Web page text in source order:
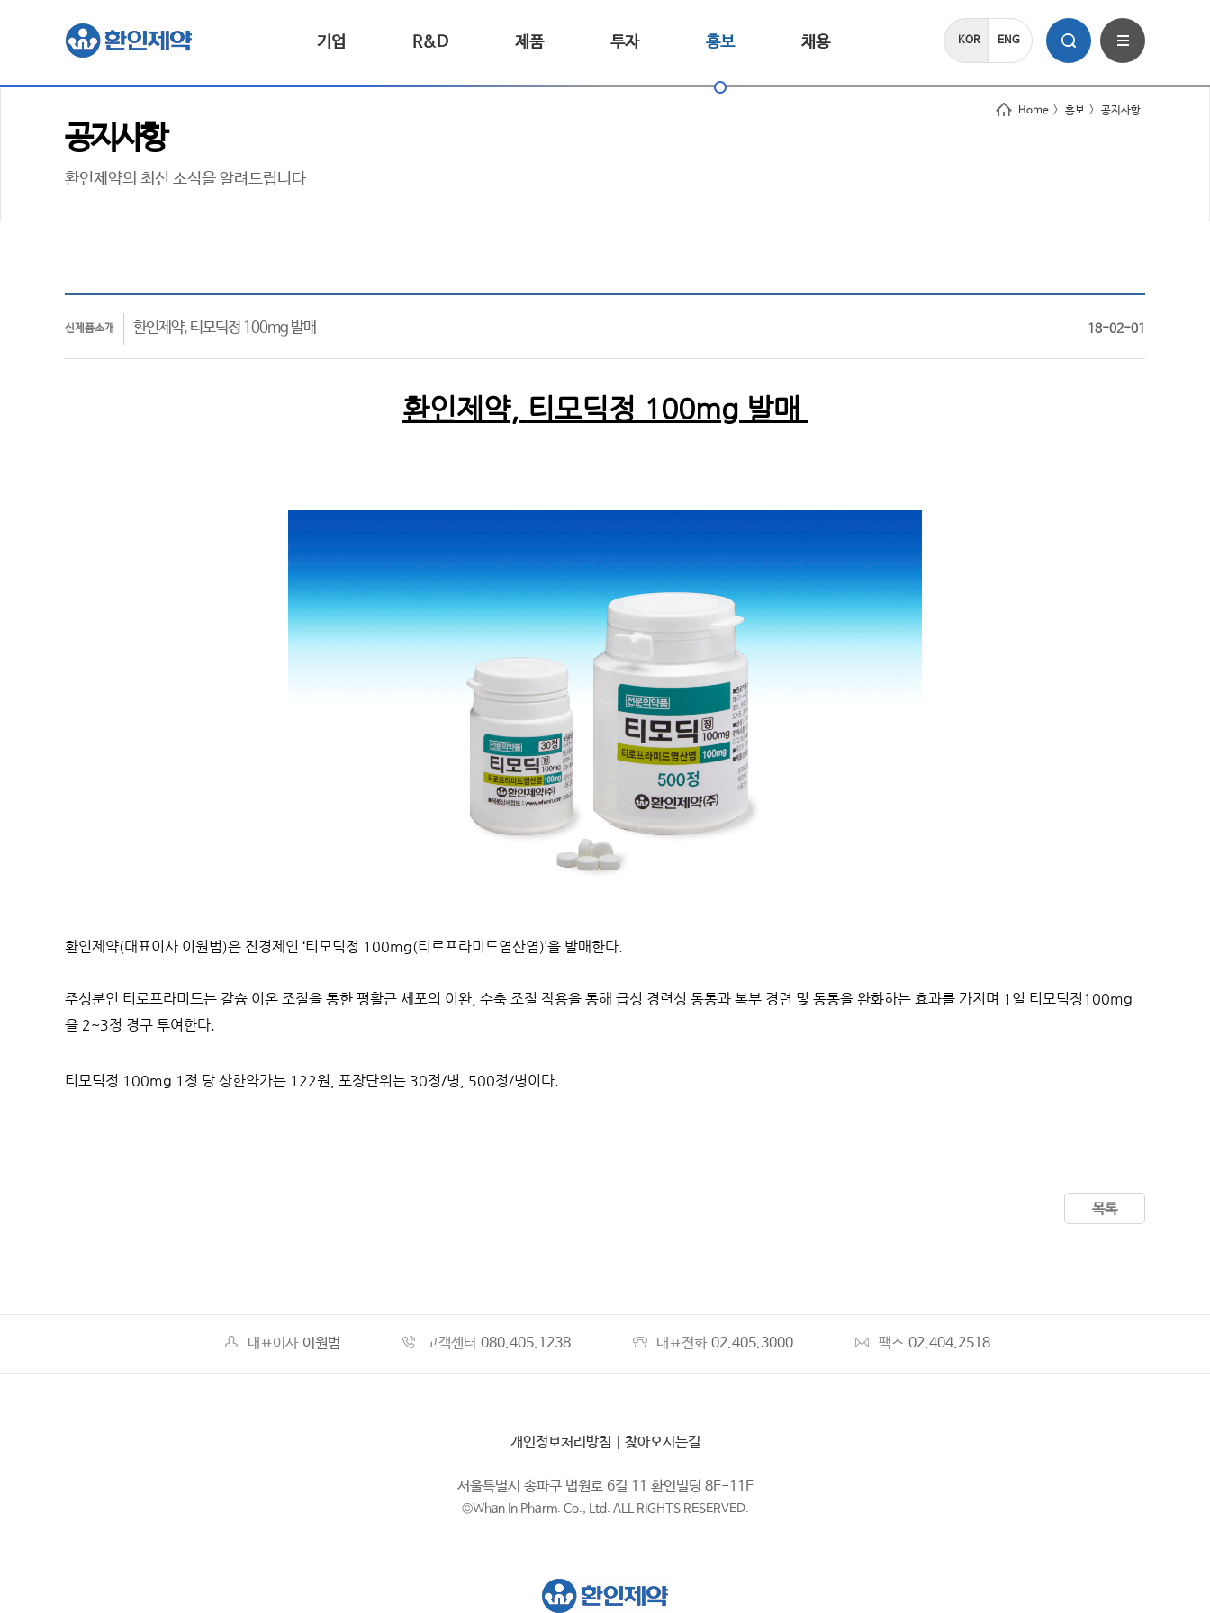
KOR ENG
기업 R&D 제품 투자 홍보 채용
Home > 홍보 > 공지사항
공지사항
환인제약의 최신 소식을 알려드립니다
신제품소개 환인제약, 티모딕정 100mg 발매 18-02-01
환인제약, 티모딕정 100mg 발매
환인제약(대표이사 이원범)은 진경제인 ‘티모딕정 100mg(티로프라미드염산염)’을 발매한다.
주성분인 티로프라미드는 칼슘 이온 조절을 통한 평활근 세포의 이완 수축 조절 작용을 통해 급성 경련성 동통과 복부 경련 및 동통을 완화하는 효과를 가지며 1 일 티모딕정 100mg
을 2~3정 경구 투여한다.
티모딕정 100mg 1 정 당 상한약가는 122원 포장단위는 30정/병 , 500정/병이다.
목록
대표이사 이원범 고객센터 080.405.1238 대표전화 02.405.3000 팩스 02.404.2518
개인정보처리방침 찾아오시는길
서울특별시 송파구 법원로 6길 11 환인빌딩 8F-11F
©Whan In Pharm. Co., Ltd. ALL RIGHTS RESERVED.